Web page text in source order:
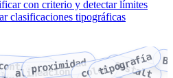
con criterio y detectar límites
clasificaciones tipográficas
alineación
proximidadcolortipografía
Gestalt